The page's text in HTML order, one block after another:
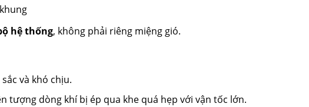
hệ thống, không phải riêng miệng gió.
và khó chịu.
tượng dòng khí bị ép qua khe quá hẹp với vận tốc lớn.